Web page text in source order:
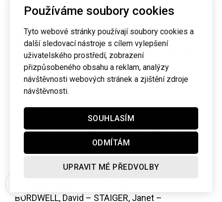
Používáme soubory cookies
Tyto webové stránky používají soubory cookies a
další sledovací nástroje s cílem vylepšení
uživatelského prostředí, zobrazení
přizpůsobeného obsahu a reklam, analýzy
návštěvnosti webových stránek a zjištění zdroje
návštěvnosti.
SOUHLASÍM
ODMÍTÁM
UPRAVIT MÉ PŘEDVOLBY
titulky, s posměšnou poznámkou na závěr:
You didn't get it? Try again... (Právě jste viděli
nový film Briana De Palmy. Nestihli jste to? Tak
se na něj zkuste podívat znovu...)./5
Použitá literatura:
Today. In: Jane Gaines (ed.). Classical Hollywood
Narrative. The Paradigm Wars. Durham – London,
1992. Altman, Rick: Film/Genre. London 2000.
filmu. Rozhovor s Raymondem Bellourem. In:
BORDWELL, David – STAIGER, Janet –